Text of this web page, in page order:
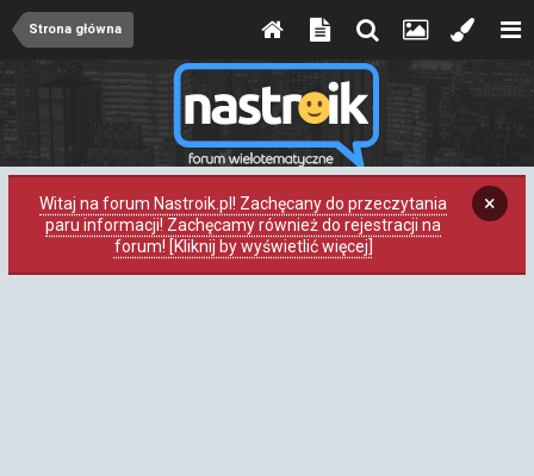
Strona główna
Witaj na forum Nastroik.pl! Zachęcany do przeczytania
paru informacji! Zachęcamy również do rejestracji na
forum! [Kliknij by wyświetlić więcej]
×